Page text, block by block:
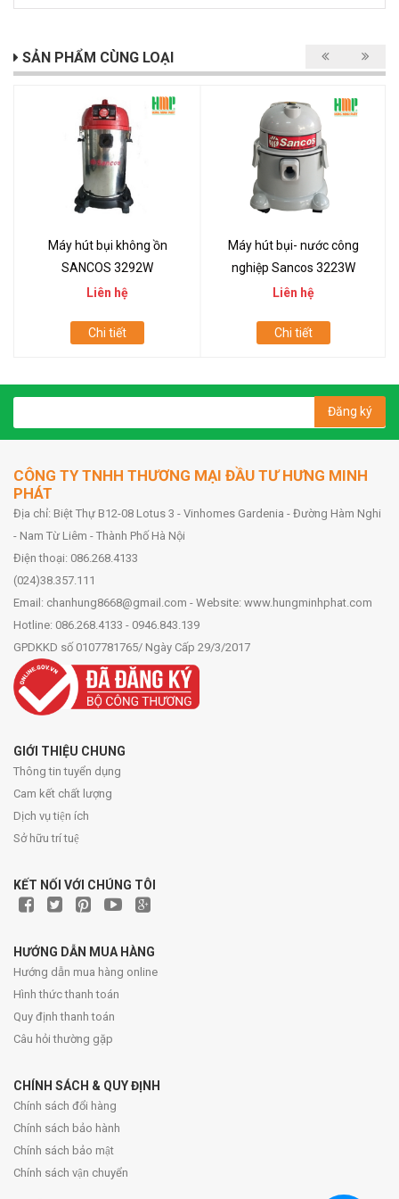
SẢN PHẨM CÙNG LOẠI
Máy hút bụi không ồn
SANCOS 3292W
Liên hệ
Chi tiết
Máy hút bụi- nước công
nghiệp Sancos 3223W
Liên hệ
Chi tiết
Đăng ký
CÔNG TY TNHH THƯƠNG MẠI ĐẦU TƯ HƯNG MINH
PHÁT
Địa chỉ: Biệt Thự B12-08 Lotus 3 - Vinhomes Gardenia - Đường Hàm Nghi
- Nam Từ Liêm - Thành Phố Hà Nội
Điện thoại: 086.268.4133
(024)38.357.111
Email: chanhung8668@gmail.com - Website: www.hungminhphat.com
Hotline: 086.268.4133 - 0946.843.139
GPDKKD số 0107781765/ Ngày Cấp 29/3/2017
GIỚI THIỆU CHUNG
Thông tin tuyển dụng
Cam kết chất lượng
Dịch vụ tiện ích
Sở hữu trí tuệ
KẾT NỐI VỚI CHÚNG TÔI
HƯỚNG DẪN MUA HÀNG
Hướng dẫn mua hàng online
Hình thức thanh toán
Quy định thanh toán
Câu hỏi thường gặp
CHÍNH SÁCH & QUY ĐỊNH
Chính sách đổi hàng
Chính sách bảo hành
Chính sách bảo mật
Chính sách vận chuyển